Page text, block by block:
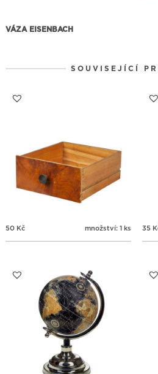
VÁZA EISENBACH
SOUVISEJÍCÍ
50 Kč množství: 1 ks 35